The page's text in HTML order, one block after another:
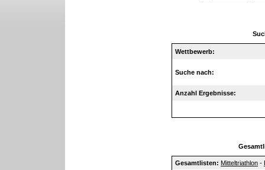
Wettbewerb:
Suche nach:
Anzahl Ergebnisse:
Gesamtlisten: Mitteltriathlon -